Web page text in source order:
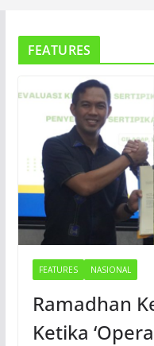
FEATURES
FEATURES NASIONAL
Ramadhan
Ketika